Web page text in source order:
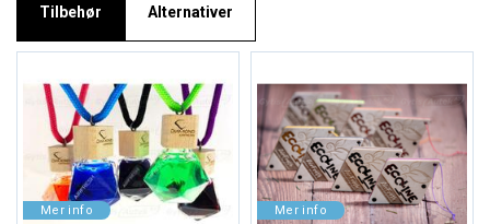
Tilbehør Alternativer